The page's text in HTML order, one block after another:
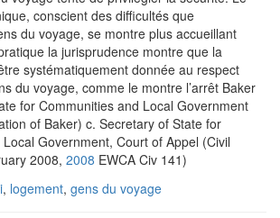
conscient des difficultés que
du voyage, se montre plus accueillant
la jurisprudence montre que la
systématiquement donnée au respect
du voyage, comme le montre l’arrêt Baker
for Communities and Local Government
of Baker) c. Secretary of State for
Government, Court of Appel (Civil
2008, 2008 EWCA Civ 141)
, logement, gens du voyage